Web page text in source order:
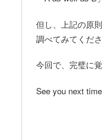
但し、上記の原
調べてみてくださ
今回で、完璧に
See you next